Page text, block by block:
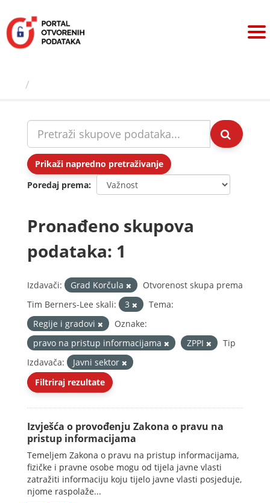
sadržaj
Prikaži napredno pretraživanje
Poredaj prema
Pronađeno skupova
podataka: 1
Izdavači: Grad Korčula
Otvorenost skupa prema
Tim Berners-Lee skali:
3
Tema:
Regije i gradovi
Oznake:
pravo na pristup informacijama
ZPPI
Tip
Izdavača:
Javni sektor
Filtriraj rezultate
Izvješća o provođenju Zakona o pravu na
pristup informacijama
Temeljem Zakona o pravu na pristup informacijama,
fizičke i pravne osobe mogu od tijela javne vlasti
zatražiti informaciju koju tijelo javne vlasti posjeduje,
njome raspolaže...